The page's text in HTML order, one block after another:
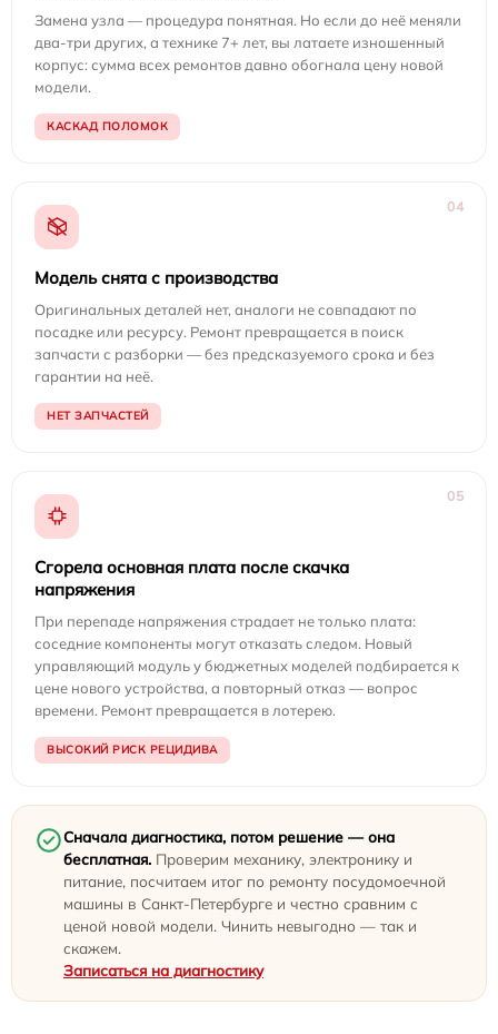
Замена узла — процедура понятная. Но если до неё меняли
два-три других, а технике 7+ лет, вы латаете изношенный
корпус: сумма всех ремонтов давно обогнала цену новой
модели.
КАСКАД ПОЛОМОК
04
Модель снята с производства
Оригинальных деталей нет, аналоги не совпадают по
посадке или ресурсу. Ремонт превращается в поиск
запчасти с разборки — без предсказуемого срока и без
гарантии на неё.
НЕТ ЗАПЧАСТЕЙ
05
Сгорела основная плата после скачка
напряжения
При перепаде напряжения страдает не только плата:
соседние компоненты могут отказать следом. Новый
управляющий модуль у бюджетных моделей подбирается к
цене нового устройства, а повторный отказ — вопрос
времени. Ремонт превращается в лотерею.
ВЫСОКИЙ РИСК РЕЦИДИВА
Сначала диагностика, потом решение — она
бесплатная. Проверим механику, электронику и
питание, посчитаем итог по ремонту посудомоечной
машины в Санкт-Петербурге и честно сравним с
ценой новой модели. Чинить невыгодно — так и
скажем.
Записаться на диагностику